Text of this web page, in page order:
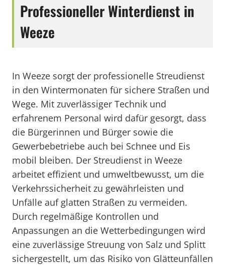
Professioneller Winterdienst in
Weeze
In Weeze sorgt der professionelle Streudienst
in den Wintermonaten für sichere Straßen und
Wege. Mit zuverlässiger Technik und
erfahrenem Personal wird dafür gesorgt, dass
die Bürgerinnen und Bürger sowie die
Gewerbebetriebe auch bei Schnee und Eis
mobil bleiben. Der Streudienst in Weeze
arbeitet effizient und umweltbewusst, um die
Verkehrssicherheit zu gewährleisten und
Unfälle auf glatten Straßen zu vermeiden.
Durch regelmäßige Kontrollen und
Anpassungen an die Wetterbedingungen wird
eine zuverlässige Streuung von Salz und Splitt
sichergestellt, um das Risiko von Glätteunfällen